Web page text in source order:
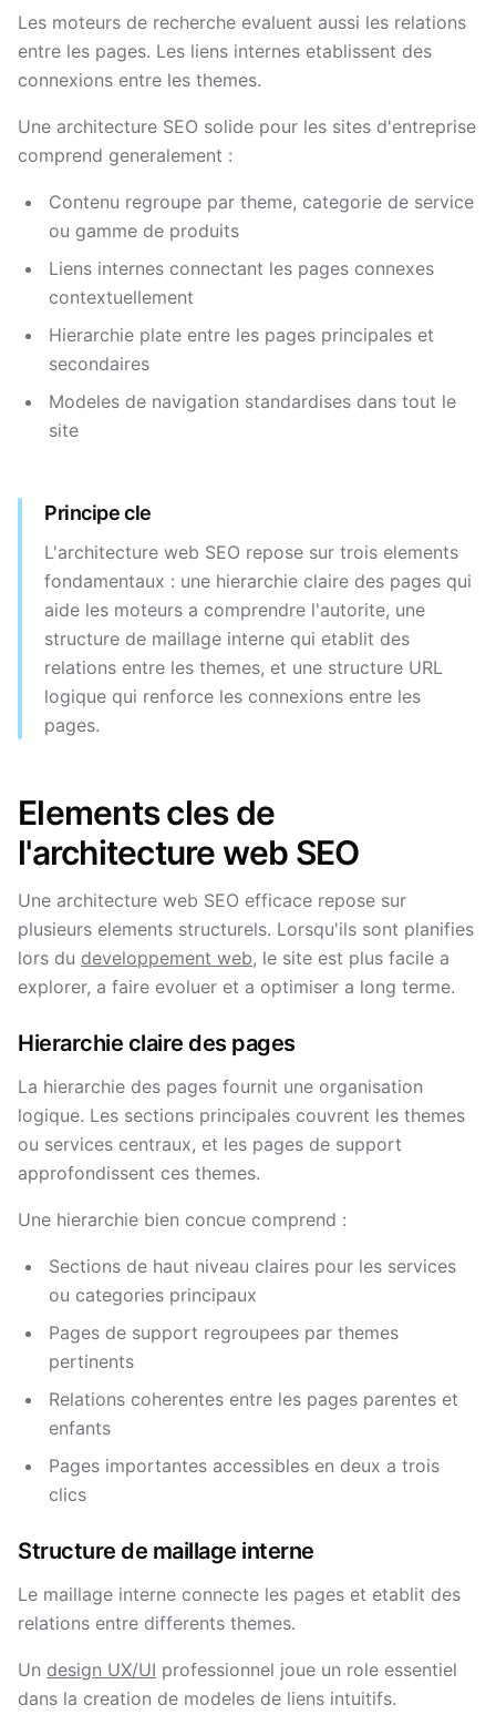
Les moteurs de recherche evaluent aussi les relations
entre les pages. Les liens internes etablissent des
connexions entre les themes.
Une architecture SEO solide pour les sites d'entreprise
comprend generalement :
Contenu regroupe par theme, categorie de service
ou gamme de produits
Liens internes connectant les pages connexes
contextuellement
Hierarchie plate entre les pages principales et
secondaires
Modeles de navigation standardises dans tout le
site
Principe cle
L'architecture web SEO repose sur trois elements
fondamentaux : une hierarchie claire des pages qui
aide les moteurs a comprendre l'autorite, une
structure de maillage interne qui etablit des
relations entre les themes, et une structure URL
logique qui renforce les connexions entre les
pages.
Elements cles de
l'architecture web SEO
Une architecture web SEO efficace repose sur
plusieurs elements structurels. Lorsqu'ils sont planifies
lors du developpement web, le site est plus facile a
explorer, a faire evoluer et a optimiser a long terme.
Hierarchie claire des pages
La hierarchie des pages fournit une organisation
logique. Les sections principales couvrent les themes
ou services centraux, et les pages de support
approfondissent ces themes.
Une hierarchie bien concue comprend :
Sections de haut niveau claires pour les services
ou categories principaux
Pages de support regroupees par themes
pertinents
Relations coherentes entre les pages parentes et
enfants
Pages importantes accessibles en deux a trois
clics
Structure de maillage interne
Le maillage interne connecte les pages et etablit des
relations entre differents themes.
Un design UX/UI professionnel joue un role essentiel
dans la creation de modeles de liens intuitifs.